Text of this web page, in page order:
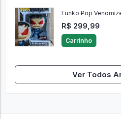
Funko Pop
R$ 299,99
Carrinho
Ver Todos